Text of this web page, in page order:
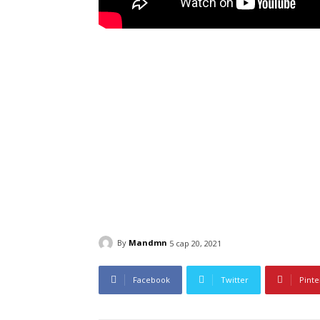
By Mandmn 5 сар 20, 2021
Facebook Twitter